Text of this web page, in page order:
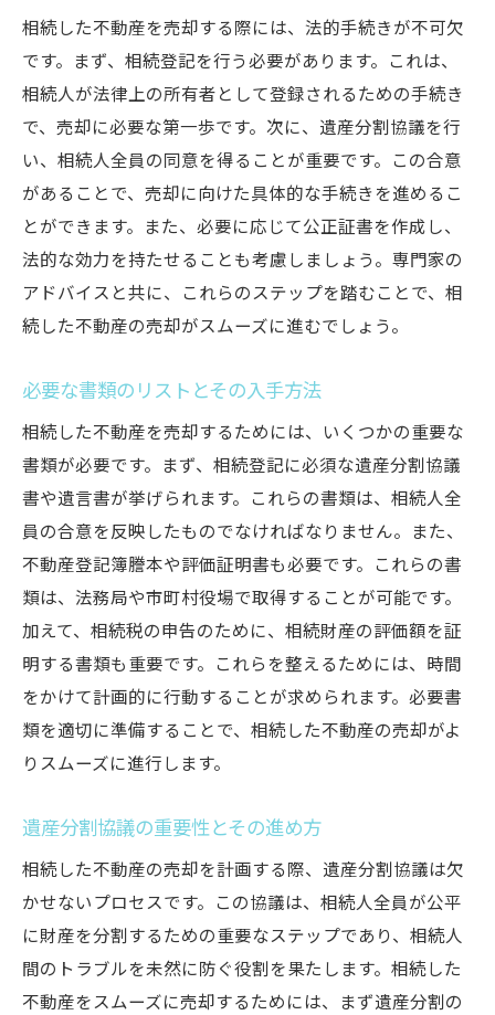
相続人全員の意見をまとめるための方法
親族間でのコミュニケーションを円滑にす
るヒント
売却プラン作成のための合意形成プロセス
相続人間のトラブルを未然に防ぐための工
夫
合意形成を助けるプロのアドバイス活用法
全員が納得できる売却条件の設定方法
相続税対策を見逃すな！売却前に考慮すべき税
金のポイント
相続税の基本的な知識と計算方法
売却に伴う税金の種類とその対策
不動産評価額の把握と申告の注意点
税理士のサポートを受ける利点
節税対策としての不動産の活用法
不動産会社選びで差がつく！査定依頼から売却
までの流れ
信頼できる不動産会社の見極め方
査定依頼の準備と依頼の流れ
売却活動の具体的な進め方
不動産会社との契約内容の確認ポイント
売却活動中に注意すべきこと
売却価格の決定は慎重に！複数の査定で市場相
場を把握しよう
市場相場の理解とその重要性
相続した不動産を売却する際には、法的手続きが不可欠
です。まず、相続登記を行う必要があります。これは、
相続人が法律上の所有者として登録されるための手続き
で、売却に必要な第一歩です。次に、遺産分割協議を行
い、相続人全員の同意を得ることが重要です。この合意
があることで、売却に向けた具体的な手続きを進めるこ
とができます。また、必要に応じて公正証書を作成し、
法的な効力を持たせることも考慮しましょう。専門家の
アドバイスと共に、これらのステップを踏むことで、相
続した不動産の売却がスムーズに進むでしょう。
必要な書類のリストとその入手方法
相続した不動産を売却するためには、いくつかの重要な
書類が必要です。まず、相続登記に必須な遺産分割協議
書や遺言書が挙げられます。これらの書類は、相続人全
員の合意を反映したものでなければなりません。また、
不動産登記簿謄本や評価証明書も必要です。これらの書
類は、法務局や市町村役場で取得することが可能です。
加えて、相続税の申告のために、相続財産の評価額を証
明する書類も重要です。これらを整えるためには、時間
をかけて計画的に行動することが求められます。必要書
類を適切に準備することで、相続した不動産の売却がよ
りスムーズに進行します。
遺産分割協議の重要性とその進め方
相続した不動産の売却を計画する際、遺産分割協議は欠
かせないプロセスです。この協議は、相続人全員が公平
に財産を分割するための重要なステップであり、相続人
間のトラブルを未然に防ぐ役割を果たします。相続した
不動産をスムーズに売却するためには、まず遺産分割の